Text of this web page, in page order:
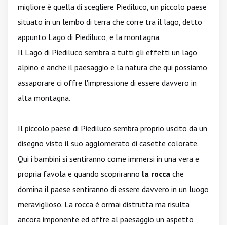
migliore è quella di scegliere Piediluco, un piccolo paese
situato in un lembo di terra che corre tra il lago, detto
appunto Lago di Piediluco, e la montagna.
Il Lago di Piediluco sembra a tutti gli effetti un lago
alpino e anche il paesaggio e la natura che qui possiamo
assaporare ci offre l'impressione di essere davvero in
alta montagna.
Il piccolo paese di Piediluco sembra proprio uscito da un
disegno visto il suo agglomerato di casette colorate.
Qui i bambini si sentiranno come immersi in una vera e
propria favola e quando scopriranno la rocca che
domina il paese sentiranno di essere davvero in un luogo
meraviglioso. La rocca è ormai distrutta ma risulta
ancora imponente ed offre al paesaggio un aspetto